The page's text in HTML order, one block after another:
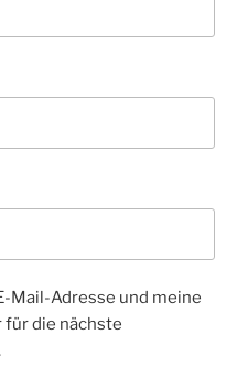
Mail-Adresse und meine
die nächste